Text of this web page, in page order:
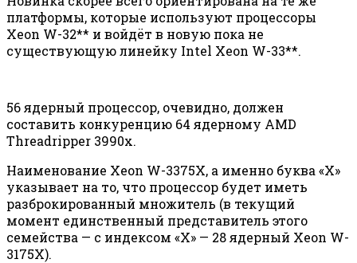
платформы, которые используют процессоры
Xeon W-32** и войдёт в новую пока не
существующую линейку Intel Xeon W-33**.
56 ядерный процессор, очевидно, должен
составить конкуренцию 64 ядерному AMD
Threadripper 3990x.
Наименование Xeon W-3375X, а именно буква «X»
указывает на то, что процессор будет иметь
разброкированный множитель (в текущий
момент единственный представитель этого
семейства — с индексом «X» — 28 ядерный Xeon W-
3175X).